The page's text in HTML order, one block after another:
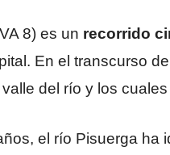
8) es un recorrido
En el transcurso
del río y los
el río Pisuerga